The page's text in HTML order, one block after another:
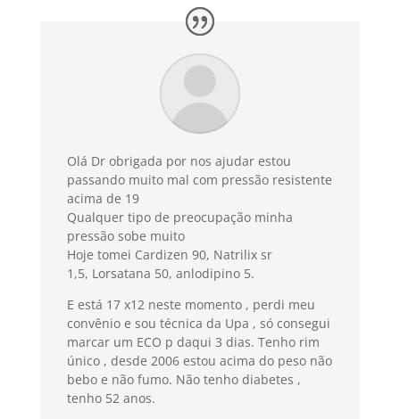
Olá Dr obrigada por nos ajudar estou
passando muito mal com pressão resistente
acima de 19
Qualquer tipo de preocupação minha
pressão sobe muito
Hoje tomei Cardizen 90, Natrilix sr
1,5, Lorsatana 50, anlodipino 5.
E está 17 x12 neste momento , perdi meu
convênio e sou técnica da Upa , só consegui
marcar um ECO p daqui 3 dias. Tenho rim
único , desde 2006 estou acima do peso não
bebo e não fumo. Não tenho diabetes ,
tenho 52 anos.